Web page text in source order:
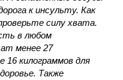
к инсульту. Как
силу хвата.
в любом
менее 27
16 килограммов для
Также